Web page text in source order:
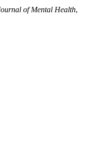
of Mental Health,